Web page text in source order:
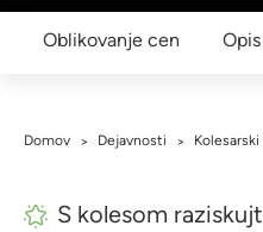
Oblikovanje cen Opis
Domov > Dejavnosti >
S kolesom